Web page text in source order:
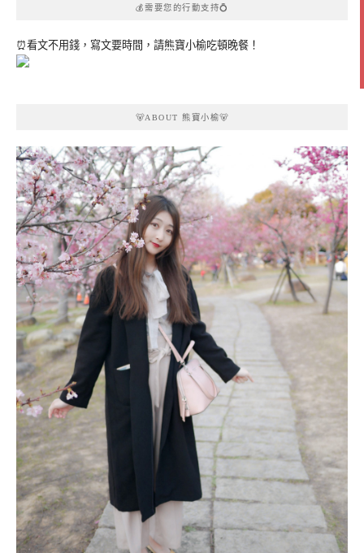
💰需要您的行動支持💍
⏰看文不用錢，寫文要時間，請熊寶小榆吃頓晚餐！
🐻ABOUT 熊寶小榆🐻